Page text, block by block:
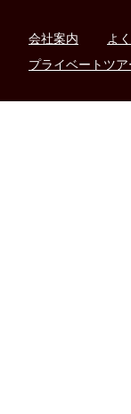
会社案内
よ
プライベートツ